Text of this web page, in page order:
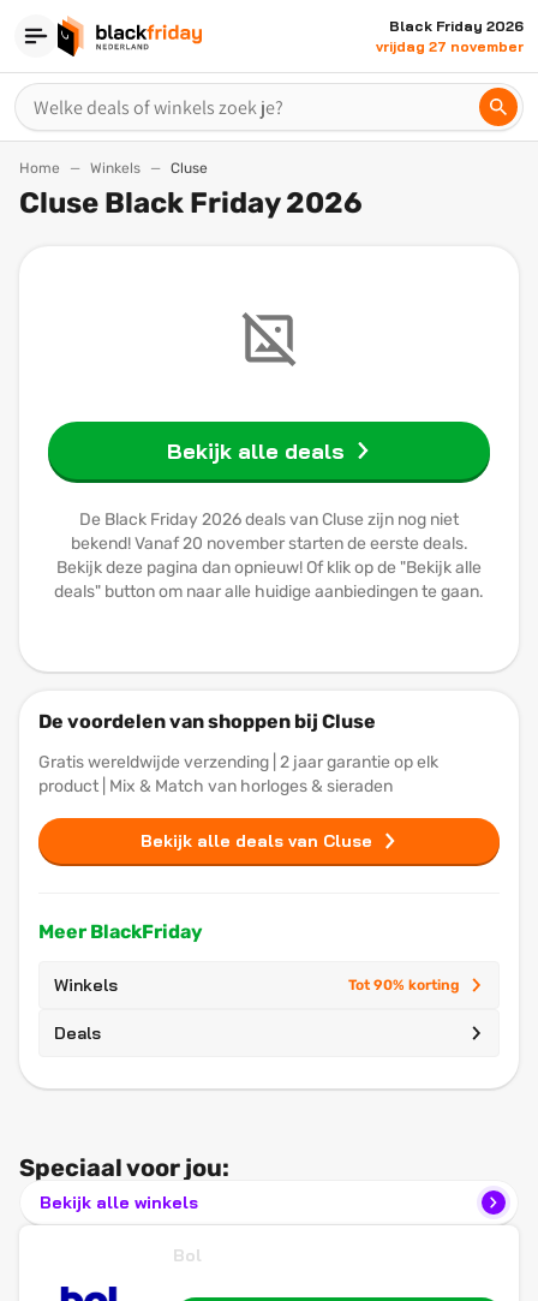
Black Friday 2026
vrijdag 27 november
Home Winkels Cluse
Cluse Black Friday 2026
Bekijk alle deals
De Black Friday 2026 deals van Cluse zijn nog niet
bekend! Vanaf 20 november starten de eerste deals.
Bekijk deze pagina dan opnieuw! Of klik op de "Bekijk alle
deals" button om naar alle huidige aanbiedingen te gaan.
De voordelen van shoppen bij Cluse
Gratis wereldwijde verzending | 2 jaar garantie op elk
product | Mix & Match van horloges & sieraden
Bekijk alle deals van Cluse
Meer BlackFriday
Winkels Tot 90% korting
Deals
Speciaal voor jou:
Bekijk alle winkels
Bol